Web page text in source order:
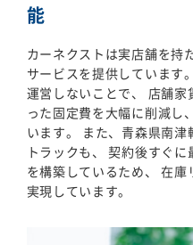
能
カーネクストは実店舗を持
サービスを提供しています
運営しないことで、 店舗
った固定費を大幅に削減し
います。 また、青森県南
トラックも、 契約後すぐ
を構築しているため、 在
実現しています。